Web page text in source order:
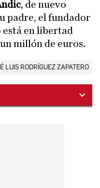
, de nuevo
padre, el fundador
está en libertad
millón de euros.
LUIS RODRÍGUEZ ZAPATERO